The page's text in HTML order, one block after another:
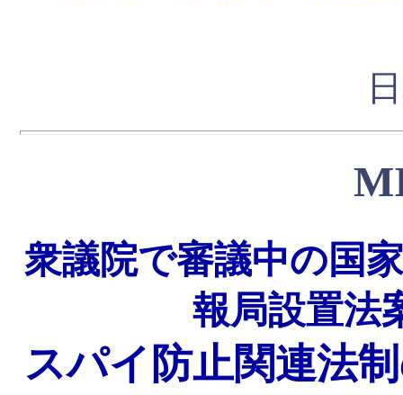
衆議院で審議中の国
報局設置法
スパイ防止関連法